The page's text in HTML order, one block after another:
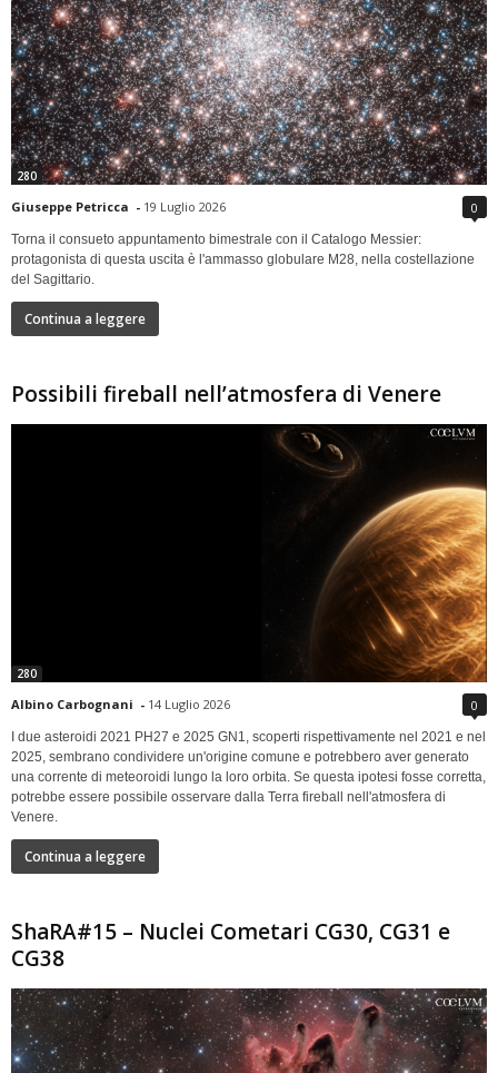
280
Giuseppe Petricca - 19 Luglio 2026 0
Torna il consueto appuntamento bimestrale con il Catalogo Messier:
protagonista di questa uscita è l'ammasso globulare M28, nella costellazione
del Sagittario.
Continua a leggere
Possibili fireball nell’atmosfera di Venere
280
Albino Carbognani - 14 Luglio 2026 0
I due asteroidi 2021 PH27 e 2025 GN1, scoperti rispettivamente nel 2021 e nel
2025, sembrano condividere un'origine comune e potrebbero aver generato
una corrente di meteoroidi lungo la loro orbita. Se questa ipotesi fosse corretta,
potrebbe essere possibile osservare dalla Terra fireball nell'atmosfera di
Venere.
Continua a leggere
ShaRA#15 – Nuclei Cometari CG30, CG31 e
CG38